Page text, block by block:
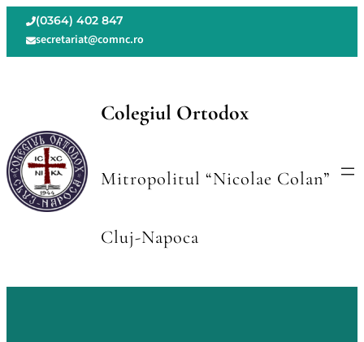
(0364) 402 847
secretariat@comnc.ro
Colegiul Ortodox
Mitropolitul “Nicolae Colan”
Cluj-Napoca